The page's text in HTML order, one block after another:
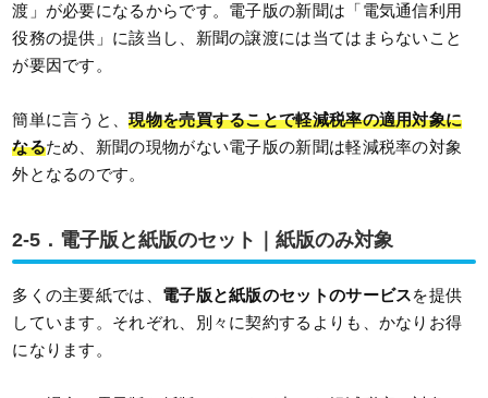
渡」が必要になるからです。電子版の新聞は「電気通信利用
役務の提供」に該当し、新聞の譲渡には当てはまらないこと
が要因です。
簡単に言うと、現物を売買することで軽減税率の適用対象に
なるため、新聞の現物がない電子版の新聞は軽減税率の対象
外となるのです。
2-5．電子版と紙版のセット｜紙版のみ対象
多くの主要紙では、 電子版と紙版のセットのサービスを提供
しています。それぞれ、別々に契約するよりも、かなりお得
になります。